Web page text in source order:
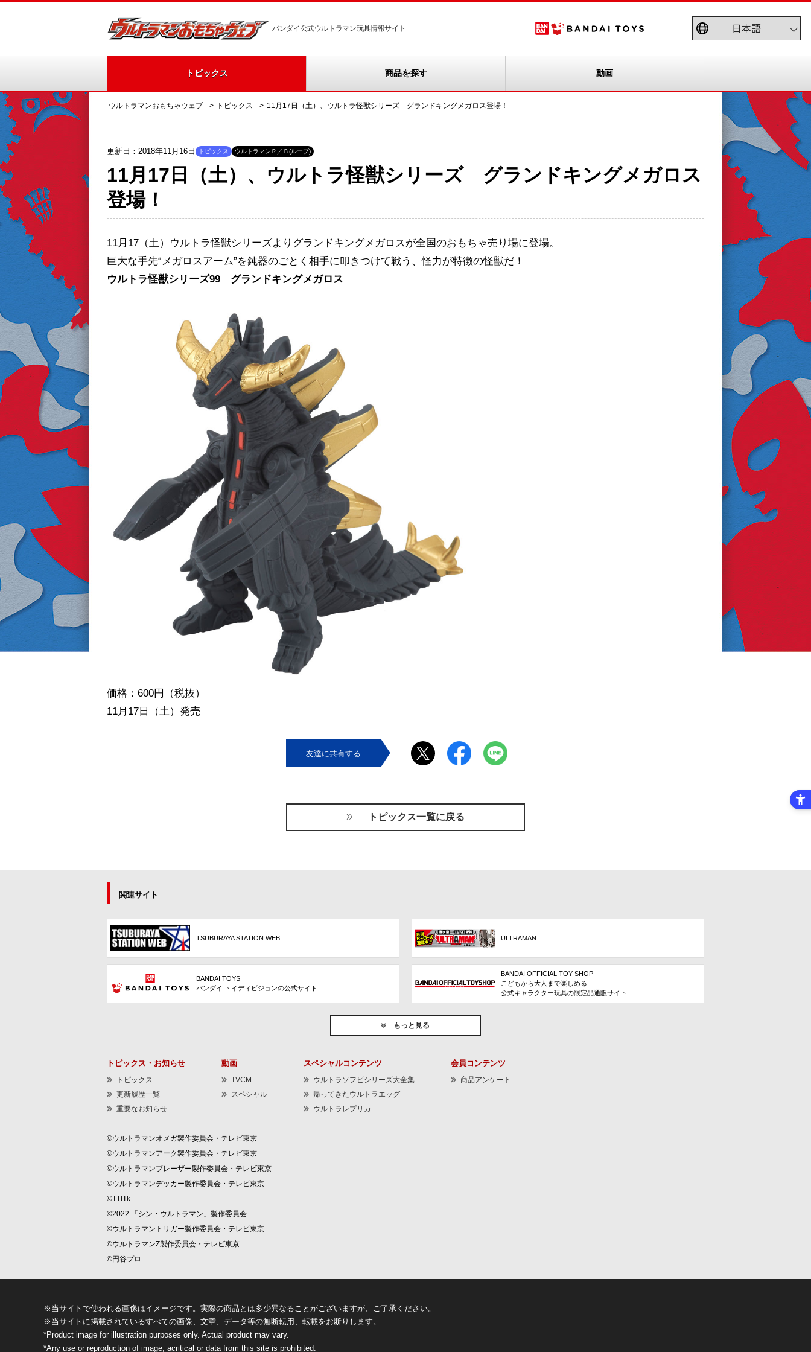
バンダイ公式ウルトラマン玩具情報サイト
トピックス 商品を探す 動画
ウルトラマンおもちゃウェブ トピックス 11月17日（土）、ウルトラ怪獣シリーズ グランドキングメガロス登場！
更新日：2018年11月16日 トピックス ウルトラマンＲ／Ｂ(ルーブ)
11月17日（土）、ウルトラ怪獣シリーズ グランドキングメガロス
登場！
11月17（土）ウルトラ怪獣シリーズよりグランドキングメガロスが全国のおもちゃ売り場に登場。
巨大な手先“メガロスアーム”を鈍器のごとく相手に叩きつけて戦う、怪力が特徴の怪獣だ！
ウルトラ怪獣シリーズ99 グランドキングメガロス
価格：600円（税抜）
11月17日（土）発売
友達に共有する
トピックス一覧に戻る
関連サイト
TSUBURAYA STATION WEB ULTRAMAN
BANDAI TOYS
バンダイ トイディビジョンの公式サイト
BANDAI OFFICIAL TOY SHOP
こどもから大人まで楽しめる
公式キャラクター玩具の限定品通販サイト
もっと見る
トピックス・お知らせ
トピックス
更新履歴一覧
重要なお知らせ
動画
TVCM
スペシャル
スペシャルコンテンツ
ウルトラソフビシリーズ大全集
帰ってきたウルトラエッグ
ウルトラレプリカ
会員コンテンツ
商品アンケート
©ウルトラマンオメガ製作委員会・テレビ東京
©ウルトラマンアーク製作委員会・テレビ東京
©ウルトラマンブレーザー製作委員会・テレビ東京
©ウルトラマンデッカー製作委員会・テレビ東京
©TTITk
©2022 「シン・ウルトラマン」製作委員会
©ウルトラマントリガー製作委員会・テレビ東京
©ウルトラマンZ製作委員会・テレビ東京
©円谷プロ
※当サイトで使われる画像はイメージです。実際の商品とは多少異なることがございますが、ご了承ください。
※当サイトに掲載されているすべての画像、文章、データ等の無断転用、転載をお断りします。
*Product image for illustration purposes only. Actual product may vary.
*Any use or reproduction of image, acritical or data from this site is prohibited.